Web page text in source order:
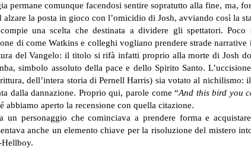
comunque facendosi sentire sopratutto alla fine, ma,
la posta in gioco con l’omicidio di Josh, avviando così la
una scelta che destinata a dividere gli spettatori. Poco
di come Watkins e colleghi vogliano prendere strade
del Vangelo: il titolo si rifà infatti proprio alla morte di Josh
simbolo assoluto della pace e dello Spirito Santo.
dell’intera storia di Pernell Harris) sia votato al nichilismo:
dalla dannazione. Proprio qui, parole come “And this bird you
abbiamo aperto la recensione con quella citazione.
un personaggio che cominciava a prendere forma e
anche un elemento chiave per la risoluzione del mistero
Hellboy.